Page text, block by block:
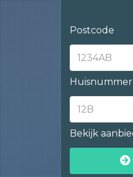
Postcode
Huisnummer
Bekijk